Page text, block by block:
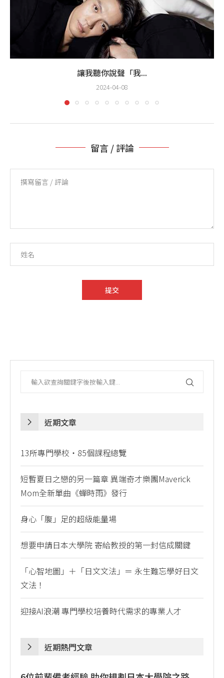
讓我聽你說聲「我...
2024-04-08
留言 / 評論
近期文章
13所專門學校・85個課程總覽
短暫夏日之戀的另一篇章 異端奇才樂團Maverick
Mom全新單曲《蟬時雨》發行
身心「腹」足的超級能量場
想要申請日本大學院 寄給教授的第一封信成關鍵
「心智地圖」＋「日文文法」＝ 永生難忘學好日文
文法！
迎接AI浪潮 專門學校培養時代需求的專業人才
近期熱門文章